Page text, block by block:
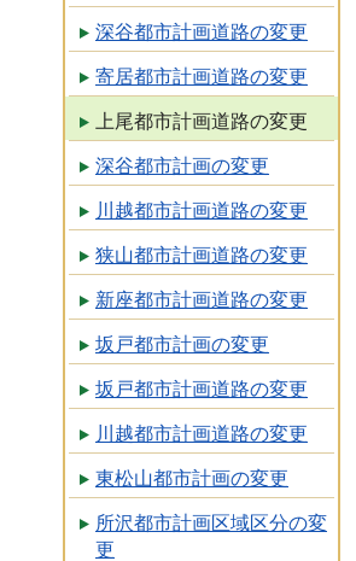
深谷都市計画道路の変更
寄居都市計画道路の変更
上尾都市計画道路の変更
深谷都市計画の変更
川越都市計画道路の変更
狭山都市計画道路の変更
新座都市計画道路の変更
坂戸都市計画の変更
坂戸都市計画道路の変更
川越都市計画道路の変更
東松山都市計画の変更
所沢都市計画区域区分の変
更